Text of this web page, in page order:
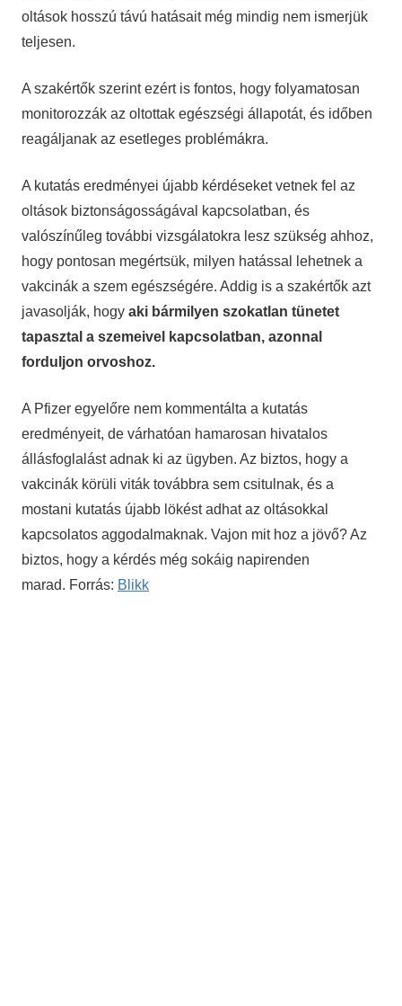
oltások hosszú távú hatásait még mindig nem ismerjük
teljesen.
A szakértők szerint ezért is fontos, hogy folyamatosan
monitorozzák az oltottak egészségi állapotát, és időben
reagáljanak az esetleges problémákra.
A kutatás eredményei újabb kérdéseket vetnek fel az
oltások biztonságosságával kapcsolatban, és
valószínűleg további vizsgálatokra lesz szükség ahhoz,
hogy pontosan megértsük, milyen hatással lehetnek a
vakcinák a szem egészségére. Addig is a szakértők azt
javasolják, hogy aki bármilyen szokatlan tünetet
tapasztal a szemeivel kapcsolatban, azonnal
forduljon orvoshoz.
A Pfizer egyelőre nem kommentálta a kutatás
eredményeit, de várhatóan hamarosan hivatalos
állásfoglalást adnak ki az ügyben. Az biztos, hogy a
vakcinák körüli viták továbbra sem csitulnak, és a
mostani kutatás újabb lökést adhat az oltásokkal
kapcsolatos aggodalmaknak. Vajon mit hoz a jövő? Az
biztos, hogy a kérdés még sokáig napirenden
marad. Forrás: Blikk